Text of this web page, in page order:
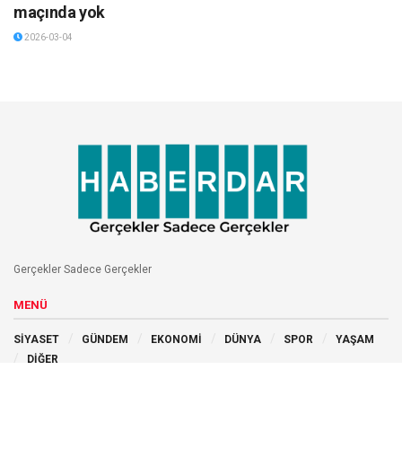
maçında yok
2026-03-04
Gerçekler Sadece Gerçekler
MENÜ
SİYASET GÜNDEM EKONOMİ DÜNYA SPOR
YAŞAM
DİĞER